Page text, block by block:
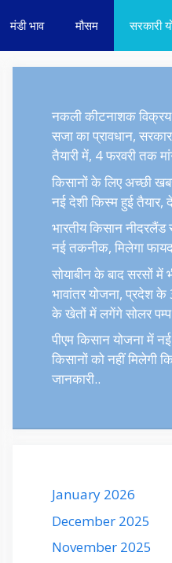
मंडी भाव मौसम सरकारी
नकली कीटनाशक विक्रय
सजा का प्रावधान,
तैयारी में, 4 फरवरी तक
किसानों के लिए अच्छी
नई देशी किस्म हुई तैयार,
भारतीय किसान
नई तकनीक, मिलेगा
सोयाबीन के बाद सरसों में
भावांतर योजना, प्रदेश
के खेतों में लगेंगे सोलर
पीएम किसान योजना में
किसानों को नहीं मिलेगी
जानकारी..
January 2026
December 2025
November 2025